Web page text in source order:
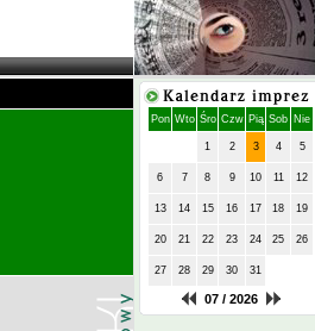
Pon Wto Śro Czw Pią Sob Nie
1 2 3 4 5
6 7 8 9 10 11 12
13 14 15 16 17 18 19
20 21 22 23 24 25 26
27 28 29 30 31
07 / 2026